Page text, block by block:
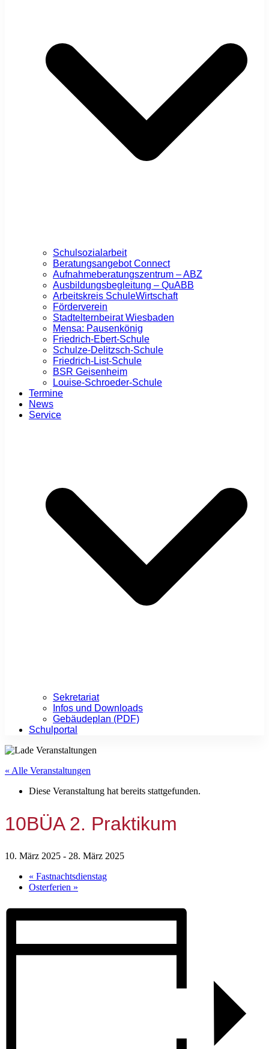
Schulsozialarbeit
Beratungsangebot Connect
Aufnahmeberatungszentrum – ABZ
Ausbildungsbegleitung – QuABB
Arbeitskreis SchuleWirtschaft
Förderverein
Stadtelternbeirat Wiesbaden
Mensa: Pausenkönig
Friedrich-Ebert-Schule
Schulze-Delitzsch-Schule
Friedrich-List-Schule
BSR Geisenheim
Louise-Schroeder-Schule
Termine
News
Service
Sekretariat
Infos und Downloads
Gebäudeplan (PDF)
Schulportal
« Alle Veranstaltungen
Diese Veranstaltung hat bereits stattgefunden.
10BÜA 2. Praktikum
10. März 2025 - 28. März 2025
« Fastnachtsdienstag
Osterferien »